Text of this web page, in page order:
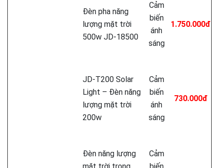
Đèn pha năng
lượng mặt trời
500w JD-18500
Cảm
biến
ánh
sáng
1.750.000đ
JD-T200 Solar
Light – Đèn năng
lượng mặt trời
200w
Cảm
biến
ánh
sáng
730.000đ
Đèn năng lượng
Cảm